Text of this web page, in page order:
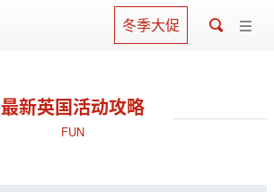
冬季大促
最新英国活动攻略
FUN